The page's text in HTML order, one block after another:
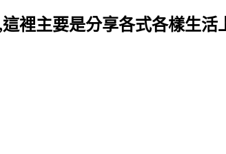
裡主要是分享各式各樣生活